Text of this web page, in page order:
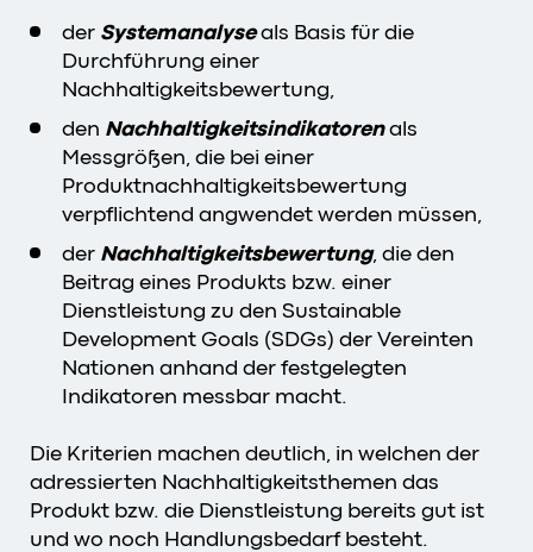
der Systemanalyseals Basis für die
Durchführung einer
Nachhaltigkeitsbewertung,
den Nachhaltigkeitsindikatorenals
Messgrößen, die bei einer
Produktnachhaltigkeitsbewertung
verpflichtend angwendet werden müssen,
der Nachhaltigkeitsbewertung, die den
Beitrag eines Produkts bzw. einer
Dienstleistung zu den Sustainable
Development Goals (SDGs) der Vereinten
Nationen anhand der festgelegten
Indikatoren messbar macht.
Die Kriterien machen deutlich, in welchen der
adressierten Nachhaltigkeitsthemen das
Produkt bzw. die Dienstleistung bereits gut ist
und wo noch Handlungsbedarf besteht.